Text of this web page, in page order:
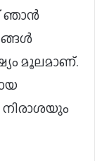
ഞാൻ
മൂലമാണ്.